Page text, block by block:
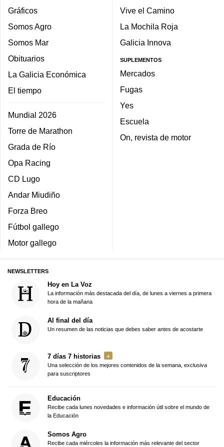
Gráficos
Somos Agro
Somos Mar
Obituarios
La Galicia Económica
El tiempo
Mundial 2026
Torre de Marathon
Grada de Río
Opa Racing
CD Lugo
Andar Miudiño
Forza Breo
Fútbol gallego
Motor gallego
Vive el Camino
La Mochila Roja
Galicia Innova
SUPLEMENTOS
Mercados
Fugas
Yes
Escuela
On, revista de motor
NEWSLETTERS
Hoy en La Voz
La información más destacada del día, de lunes a viernes a primera
hora de la mañana
Al final del día
Un resumen de las noticias que debes saber antes de acostarte
7 días 7 historias
Una selección de los mejores contenidos de la semana, exclusiva
para suscriptores
Educación
Recibe cada lunes novedades e información útil sobre el mundo de
la Educación
Somos Agro
Recibe cada miércoles la información más relevante del sector